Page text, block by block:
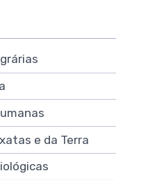
e da Terra